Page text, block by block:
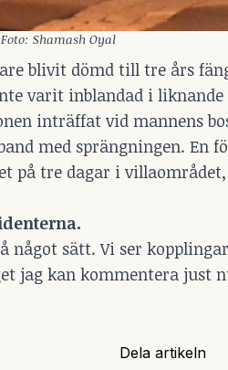
Shamash Oyal
blivit dömd till tre års
varit inblandad i
inträffat vid mannens
med sprängningen. En
på tre dagar i
något sätt. Vi ser
jag kan kommentera just
Dela artikeln